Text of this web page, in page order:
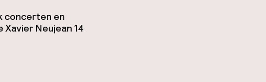
concerten en
Xavier Neujean 14